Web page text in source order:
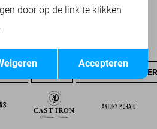
PME LEGEND POLO
PME LEGEND
Opslaan
door op de link te klikken
Accepteren